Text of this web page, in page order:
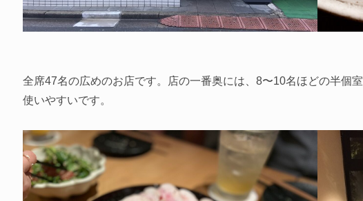
全席47名の広めのお店です。店の一番奥には、8〜10名ほどの半個
使いやすいです。